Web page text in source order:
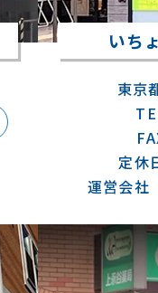
いち
東京
定休
運営会社